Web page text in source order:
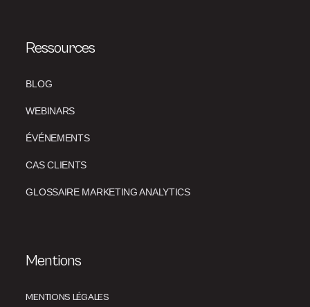
Ressources
BLOG
WEBINARS
ÉVÉNEMENTS
CAS CLIENTS
GLOSSAIRE MARKETING ANALYTICS
Mentions
MENTIONS LÉGALES